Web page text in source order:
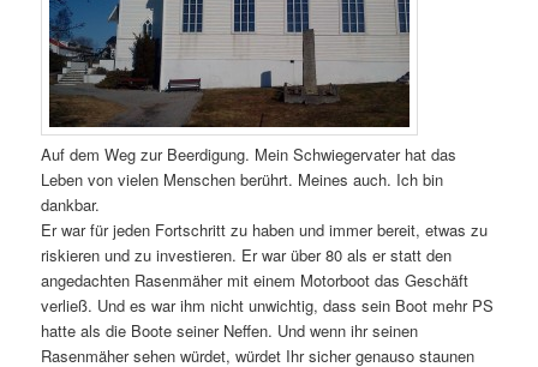
Auf dem Weg zur Beerdigung. Mein Schwiegervater hat das
Leben von vielen Menschen berührt. Meines auch. Ich bin
dankbar.
Er war für jeden Fortschritt zu haben und immer bereit, etwas zu
riskieren und zu investieren. Er war über 80 als er statt den
angedachten Rasenmäher mit einem Motorboot das Geschäft
verließ. Und es war ihm nicht unwichtig, dass sein Boot mehr PS
hatte als die Boote seiner Neffen. Und wenn ihr seinen
Rasenmäher sehen würdet, würdet Ihr sicher genauso staunen